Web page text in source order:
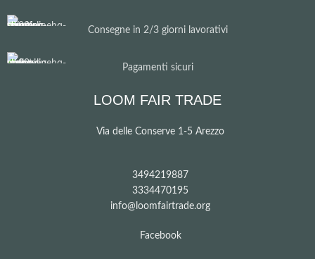
Consegne in 2/3 giorni lavorativi
Pagamenti sicuri
LOOM FAIR TRADE
Via delle Conserve 1-5 Arezzo
3494219887
3334470195
info@loomfairtrade.org
Facebook